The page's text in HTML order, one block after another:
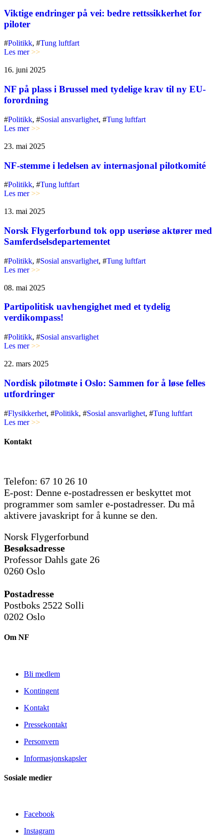
Viktige endringer på vei: bedre rettssikkerhet for
piloter
#Politikk, #Tung luftfart
Les mer>>
16. juni 2025
NF på plass i Brussel med tydelige krav til ny EU-
forordning
#Politikk, #Sosial ansvarlighet, #Tung luftfart
Les mer>>
23. mai 2025
NF-stemme i ledelsen av internasjonal pilotkomité
#Politikk, #Tung luftfart
Les mer>>
13. mai 2025
Norsk Flygerforbund tok opp useriøse aktører med
Samferdselsdepartementet
#Politikk, #Sosial ansvarlighet, #Tung luftfart
Les mer>>
08. mai 2025
Partipolitisk uavhengighet med et tydelig
verdikompass!
#Politikk, #Sosial ansvarlighet
Les mer>>
22. mars 2025
Nordisk pilotmøte i Oslo: Sammen for å løse felles
utfordringer
#Flysikkerhet, #Politikk, #Sosial ansvarlighet, #Tung luftfart
Les mer>>
Kontakt
Telefon: 67 10 26 10
E-post: Denne e-postadressen er beskyttet mot
programmer som samler e-postadresser. Du må
aktivere javaskript for å kunne se den.
Norsk Flygerforbund
Besøksadresse
Professor Dahls gate 26
0260 Oslo
Postadresse
Postboks 2522 Solli
0202 Oslo
Om NF
Bli medlem
Kontingent
Kontakt
Pressekontakt
Personvern
Informasjonskapsler
Sosiale medier
Facebook
Instagram